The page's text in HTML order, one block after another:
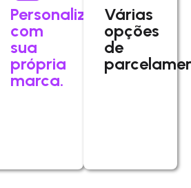
Personalize
com
sua
própria
marca.
Várias
opções
de